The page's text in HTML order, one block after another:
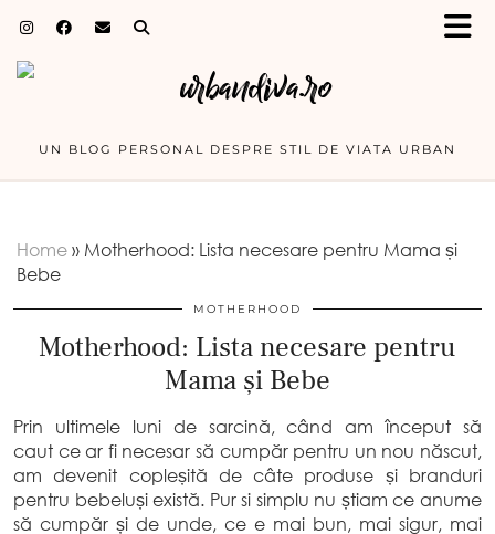
UN BLOG PERSONAL DESPRE STIL DE VIATA URBAN
Home » Motherhood: Lista necesare pentru Mama și
Bebe
MOTHERHOOD
Motherhood: Lista necesare pentru
Mama și Bebe
Prin ultimele luni de sarcină, când am început să
caut ce ar fi necesar să cumpăr pentru un nou născut,
am devenit copleșită de câte produse și branduri
pentru bebeluși există. Pur si simplu nu știam ce anume
să cumpăr și de unde, ce e mai bun, mai sigur, mai